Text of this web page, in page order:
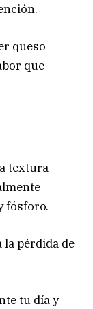
queso
que
textura
fósforo.
pérdida de
tu día y